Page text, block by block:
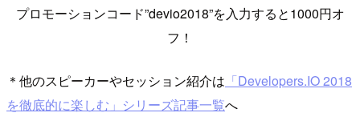
プロモーションコード”devio2018”を入力すると1000円オ
フ！
＊他のスピーカーやセッション紹介は 「Developers.IO 2018
を徹底的に楽しむ」シリーズ記事一覧へ